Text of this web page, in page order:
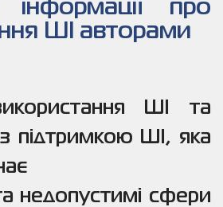
інформації про
ШІ авторами
ШІ та
підтримкою ШІ, яка
недопустимі сфери